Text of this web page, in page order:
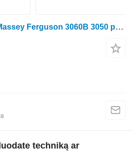
Hidraulinis cilindras Massey Ferguson 3060B 3050 parts, ersatzteile, pieces ratinio traktoriaus Massey Ferguson 3060B 3050
techniką ar